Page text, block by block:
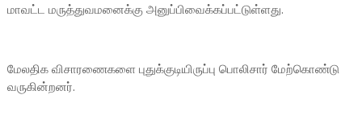
மாவட்ட மருத்துவமனைக்கு அனுப்பிவைக்கப்பட்டுள்ளது.
மேலதிக விசாரணைகளை புதுக்குடியிருப்பு பொலிசார் மேற்கொண்டு
வருகின்றனர்.